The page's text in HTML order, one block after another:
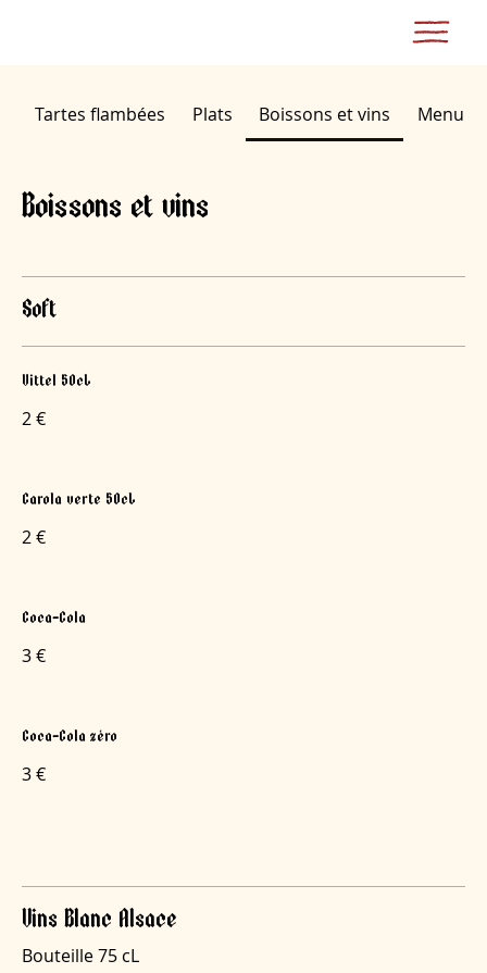
Tartes flambées Plats Boissons et vins Menu
Boissons et vins
Soft
Vittel 50cL
2 €
Carola verte 50cL
2 €
Coca-Cola
3 €
Coca-Cola zéro
3 €
Vins Blanc Alsace
Bouteille 75 cL